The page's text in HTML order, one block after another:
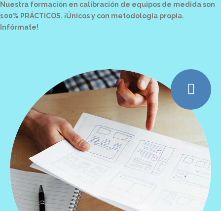
Nuestra formación en calibración de equipos de medidason
100% PRÁCTICOS. ¡Únicos y con metodología propia.
Infórmate!